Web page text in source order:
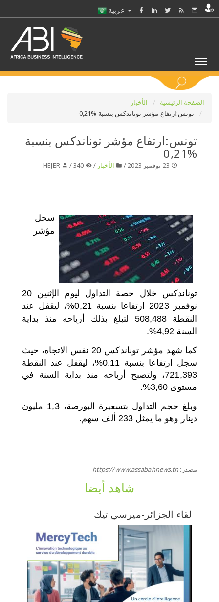
اختر بلدا/بلدان
الصفحة الرئيسية
الأخبار
تونس:ارتفاع مؤشر توناندكس بنسبة %0,21
تونس:ارتفاع مؤشر توناندكس بنسبة
%0,21
الأخبار /
HEJER
سجل
مؤشر
توناندكس خلال حصة التداول ليوم الإثنين 20
نوفمبر 2023 ارتفاعا بنسبة 0,21%، ليقفل عند
النقطة 508,488 لتبلغ بذلك أرباحه منذ بداية
السنة 4,92%.
كما شهد مؤشر توناندكس 20 نفس الاتجاه، حيث
سجل ارتفاعا بنسبة 0,11%، ليقفل عند النقطة
721,393، ولتصبح أرباحه منذ بداية السنة في
مستوى 3,60%.
وبلغ حجم التداول بتسعيرة البورصة، 1,3 مليون
دينار وهو ما يمثل 233 ألف سهم.
مصدر: https://www.assabahnews.tn
شاهد أيضا
لقاء الجزائر-ميرسي تيك